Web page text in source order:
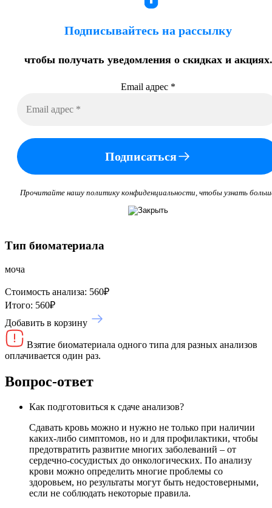
Подписывайтесь на рассылку
чтобы получать уведомления о скидках и акциях.
Email адрес *
Подписаться
Прочитайте нашу политику конфиденциальности, чтобы узнать
Тип биоматериала
моча
Стоимость анализа: 560₽
Итого: 560₽
Добавить в корзину
Взятие биоматериала одного типа для разных анализов
оплачивается один раз.
Вопрос-ответ
Как подготовиться к сдаче анализов?
Сдавать кровь можно и нужно не только при наличии
каких-либо симптомов, но и для профилактики, чтобы
предотвратить развитие многих заболеваний – от
сердечно-сосудистых до онкологических. По анализу
крови можно определить многие проблемы со
здоровьем, но результаты могут быть недостоверными,
если не соблюдать некоторые правила.